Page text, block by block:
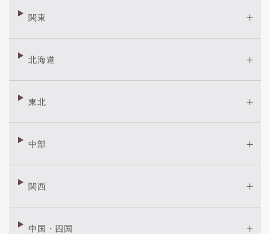
関東
北海道
東北
中部
関西
中国・四国